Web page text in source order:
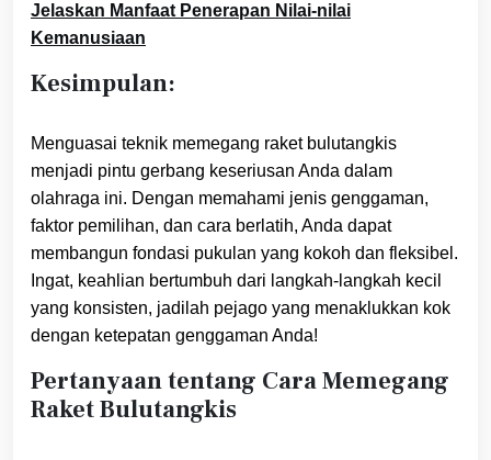
Jelaskan Manfaat Penerapan Nilai-nilai
Kemanusiaan
Kesimpulan:
Menguasai teknik memegang raket bulutangkis
menjadi pintu gerbang keseriusan Anda dalam
olahraga ini. Dengan memahami jenis genggaman,
faktor pemilihan, dan cara berlatih, Anda dapat
membangun fondasi pukulan yang kokoh dan fleksibel.
Ingat, keahlian bertumbuh dari langkah-langkah kecil
yang konsisten, jadilah pejago yang menaklukkan kok
dengan ketepatan genggaman Anda!
Pertanyaan tentang Cara Memegang
Raket Bulutangkis